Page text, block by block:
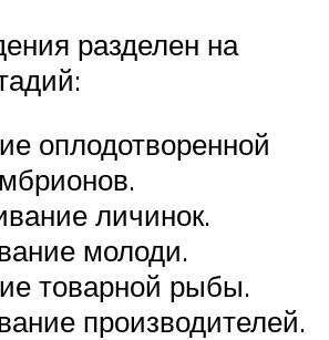
разделен на
оплодотворенной
личинок.
молоди.
товарной рыбы.
производителей.